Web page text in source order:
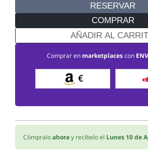
RESERVAR
COMPRAR
AÑADIR AL
Comprar en marketplacescon
€
Cómpraloahoray recíbelo el Lunes 10 de